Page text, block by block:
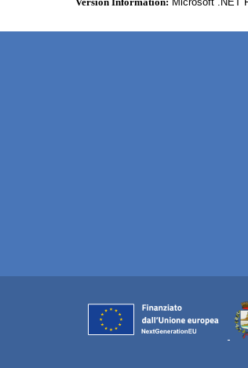
Version Information: Microsoft .NET